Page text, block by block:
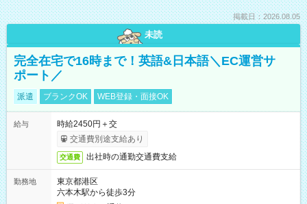
掲載日：2026.08.05
未読
完全在宅で16時まで！英語&日本語＼EC運営サ
ポート／
派遣 ブランクOK WEB登録・面接OK
給与
時給2450円＋交
交通費別途支給あり
交通費 出社時の通勤交通費支給
勤務地
東京都港区
六本木駅から徒歩3分